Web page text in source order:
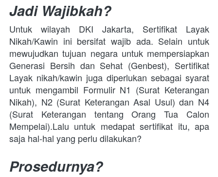
Jadi Wajibkah?
Untuk wilayah DKI Jakarta, Sertifikat Layak
Nikah/Kawin ini bersifat wajib ada. Selain untuk
mewujudkan tujuan negara untuk mempersiapkan
Generasi Bersih dan Sehat (Genbest), Sertifikat
Layak nikah/kawin juga diperlukan sebagai syarat
untuk mengambil Formulir N1 (Surat Keterangan
Nikah), N2 (Surat Keterangan Asal Usul) dan N4
(Surat Keterangan tentang Orang Tua Calon
Mempelai).Lalu untuk medapat sertifikat itu, apa
saja hal-hal yang perlu dilakukan?
Prosedurnya?